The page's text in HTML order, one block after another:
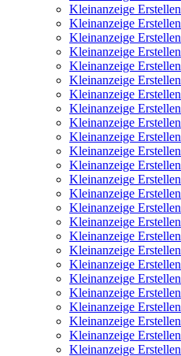
Kleinanzeige Erstellen
Kleinanzeige Erstellen
Kleinanzeige Erstellen
Kleinanzeige Erstellen
Kleinanzeige Erstellen
Kleinanzeige Erstellen
Kleinanzeige Erstellen
Kleinanzeige Erstellen
Kleinanzeige Erstellen
Kleinanzeige Erstellen
Kleinanzeige Erstellen
Kleinanzeige Erstellen
Kleinanzeige Erstellen
Kleinanzeige Erstellen
Kleinanzeige Erstellen
Kleinanzeige Erstellen
Kleinanzeige Erstellen
Kleinanzeige Erstellen
Kleinanzeige Erstellen
Kleinanzeige Erstellen
Kleinanzeige Erstellen
Kleinanzeige Erstellen
Kleinanzeige Erstellen
Kleinanzeige Erstellen
Kleinanzeige Erstellen